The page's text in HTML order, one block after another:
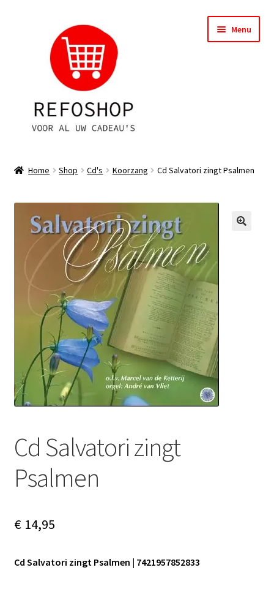
navigatie
Menu
Assortiment
Account
Nieuws
Klantenservice
Retour
Home Shop Cd's Koorzang Cd Salvatori zingt Psalmen
Cd Salvatori zingt
Psalmen
€14,95
Cd Salvatori zingt Psalmen | 7421957852833